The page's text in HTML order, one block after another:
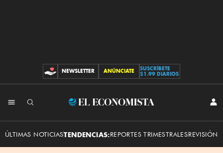
CONTRIBUCIONES
NEWSLETTER ANÚNCIATE
SUSCRÍBETE
$1.99 DIARIOS
El
ÚLTIMAS NOTICIASTENDENCIAS:REPORTES TRIMESTRALESREVISIÓN